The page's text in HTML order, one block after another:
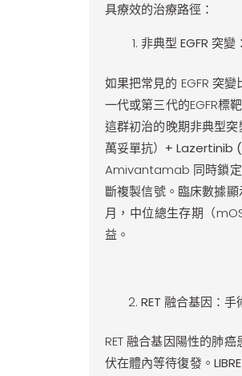
具療效的治療路徑：
非典型 EGFR 突變
如果把常見的 EGFR 突
一代或第三代的EGFR標
這群初治的晚期非典型
萬妥單抗）+ Lazertinib (
Amivantamab 同時鎖定
斷複製信號。臨床數據
月 ，中位總生存期（
益。
RET 融合基因：手
RET 融合基因陽性的肺
伏在體內等待復發。